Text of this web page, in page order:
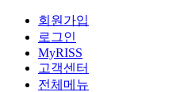
회원가입
로그인
MyRISS
고객센터
전체메뉴